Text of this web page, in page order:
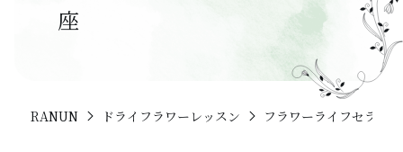
座
RANUN ドライフラワーレッスン フラワーライフセラピ